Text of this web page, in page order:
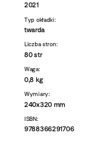
2021
Typ okładki:
twarda
Liczba stron:
80 str
Waga:
0,8 kg
Wymiary:
240x320 mm
ISBN:
9788366291706